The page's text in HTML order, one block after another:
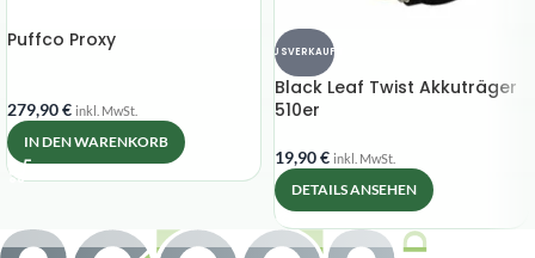
Puffco Proxy
279,90€ inkl. MwSt.
IN DEN WARENKORB
AUSVERKAUFT
Black Leaf Twist Akkuträger
510er
19,90€ inkl. MwSt.
DETAILS ANSEHEN